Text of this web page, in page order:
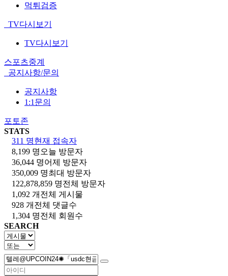
먹튀검증
TV다시보기
TV다시보기
스포츠중계
공지사항/문의
공지사항
1:1문의
포토존
STATS
311 명현재 접속자
8,199 명 오늘 방문자
36,044 명어제 방문자
350,009 명최대 방문자
122,878,859 명전체 방문자
1,092 개 전체 게시물
928 개 전체 댓글수
1,304 명전체 회원수
SEARCH